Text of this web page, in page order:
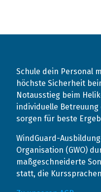
Schule dein Personal
höchste Sicherheit
Notausstieg beim
individuelle
sorgen für beste
WindGuard-
Organisation (GWO)
maßgeschneiderte
statt, die